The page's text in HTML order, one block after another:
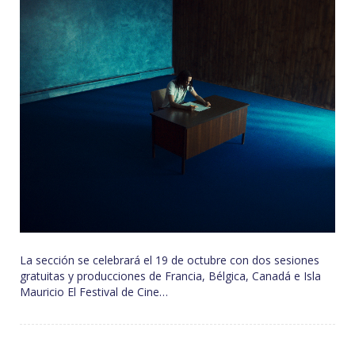
La sección se celebrará el 19 de octubre con dos sesiones
gratuitas y producciones de Francia, Bélgica, Canadá e Isla
Mauricio El Festival de Cine…